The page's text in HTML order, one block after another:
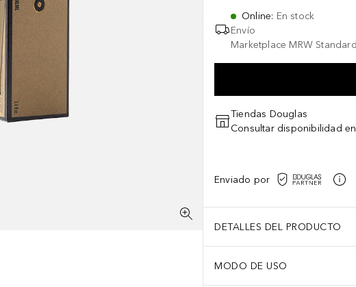
Online: En stock
Envío
Marketplace MRW
Tiendas Douglas
Consultar disponibilidad
Enviado por
DETALLES DEL PRODUCTO
MODO DE USO